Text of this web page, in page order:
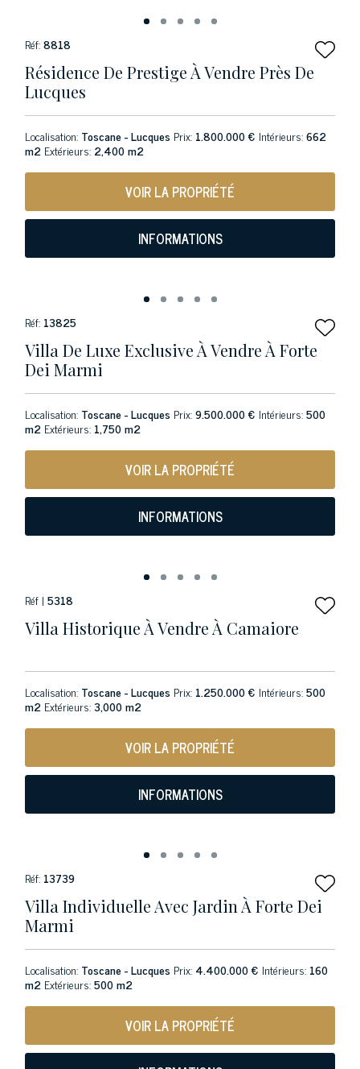
Réf:8818
Résidence De Prestige À Vendre Près De
Lucques
Localisation: Toscane - Lucques Prix: 1.800.000 € Intérieurs:662
m2 Extérieurs: 2,400 m2
VOIR LA PROPRIÉTÉ
INFORMATIONS
Réf: 13825
Villa De Luxe Exclusive À Vendre À Forte
Dei Marmi
Localisation: Toscane - Lucques Prix:9.500.000 € Intérieurs:500
m2 Extérieurs: 1,750 m2
VOIR LA PROPRIÉTÉ
INFORMATIONS
Réf | 5318
Villa Historique À Vendre À Camaiore
Localisation: Toscane - Lucques Prix: 1.250.000 € Intérieurs:500
m2 Extérieurs:3,000 m2
VOIR LA PROPRIÉTÉ
INFORMATIONS
Réf: 13739
Villa Individuelle Avec Jardin À Forte Dei
Marmi
Localisation: Toscane - Lucques Prix: 4.400.000 € Intérieurs: 160
m2 Extérieurs:500 m2
VOIR LA PROPRIÉTÉ